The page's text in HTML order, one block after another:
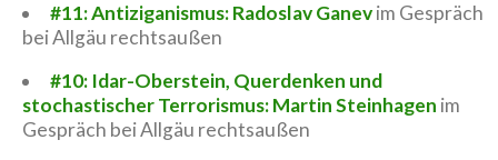
#11: Antiziganismus: Radoslav Ganevim Gespräch
bei Allgäu rechtsaußen
#10: Idar-Oberstein, Querdenken und
stochastischer Terrorismus: Martin Steinhagen im
Gespräch bei Allgäu rechtsaußen